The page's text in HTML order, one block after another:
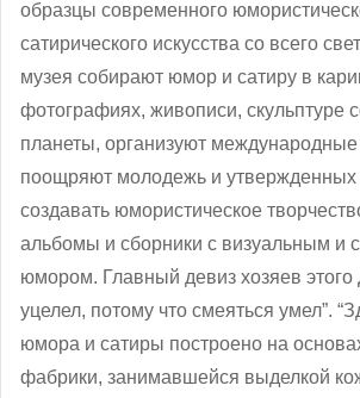
образцы современного
сатирического искусства со всего
музея собирают юмор и сатиру в
фотографиях, живописи, скульптуре
планеты, организуют международные
поощряют молодежь и утвержденных
создавать юмористическое
альбомы и сборники с визуальным и
юмором. Главный девиз хозяев
уцелел, потому что смеяться умел”.
юмора и сатиры построено на
фабрики, занимавшейся выделкой